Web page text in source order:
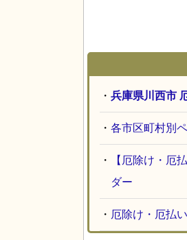
・ 兵庫県川西市
・ 各市区町村別
・
【厄除け・厄
ダー
・ 厄除け・厄払